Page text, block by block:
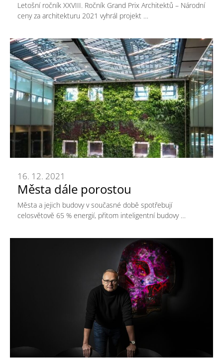
Letošní ročník XXVIII. Ročník Grand Prix Architektů – Národní
ceny za architekturu 2021 vyhrál projekt …
Města dále porostou
16. 12. 2021
Města a jejich budovy v současné době spotřebují
celosvětově 65 % energií, přitom inteligentní budovy …